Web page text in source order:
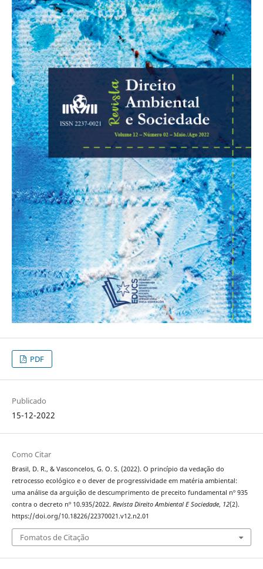
PDF
Publicado
15-12-2022
Como Citar
Brasil, D. R., & Vasconcelos, G. O. S. (2022). O princípio da vedação do
retrocesso ecológico e o dever de progressividade em matéria ambiental:
uma análise da arguição de descumprimento de preceito fundamental nº 935
contra o decreto nº 10.935/2022. Revista Direito Ambiental E Sociedade, 12(2).
https://doi.org/10.18226/22370021.v12.n2.01
Fomatos de Citação